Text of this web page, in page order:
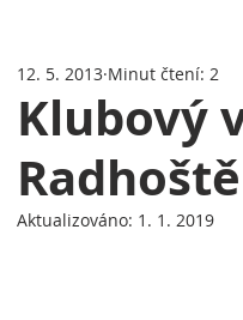
Klubový
12. 5. 2013 Minut čtení: 2
Aktualizováno: 1. 1. 2019